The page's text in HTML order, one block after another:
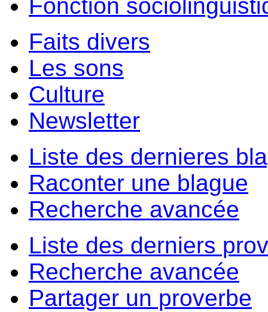
Fonction
Faits divers
Les sons
Culture
Newsletter
Liste des dernieres
Raconter une blague
Recherche avancée
Liste des derniers
Recherche avancée
Partager un proverbe